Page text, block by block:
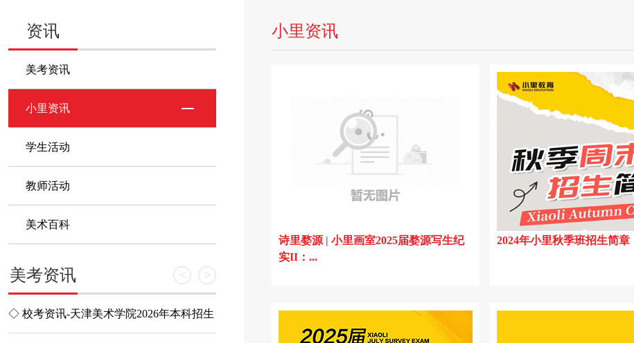
资讯
美考资讯
小里资讯
学生活动
教师活动
美术百科
< >
美考资讯
◇ 校考资讯-天津美术学院2026年本科招生 ◇ 小里开放日 | 27届集训预报名正式开 ◇ 诗里婺源| 小里画室2025届写生作品展！
小里资讯
诗里婺源 | 小里画室2025届婺源写生纪
实II：...
2024年小里秋季班招生简章